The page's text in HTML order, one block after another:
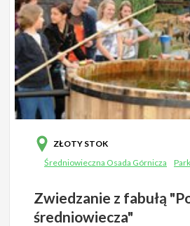
ZŁOTY STOK
Średniowieczna Osada Górnicza
Zwiedzanie z fabułą
średniowiecza"